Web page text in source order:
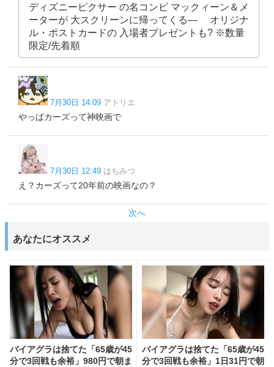
ディズニーピクサー の名コンビ マックィーン＆メ
ーターが 大スクリーンに帰ってくる― ⠀ オリジナ
ル・ポストカードの 入場者プレゼントも? ※数量
限定/先着順
7月30日 14:09 アトリエ
やっばカーズって神映画で
7月30日 12:49 はちみつ
え？カーズって20年前の映画なの？
次へ
あなたにオススメ
バイアグラは捨てた「65歳が45
分で3回戦も余裕」980円で朝ま
バイアグラは捨てた「65歳が45
分で3回戦も余裕」1日31円で朝